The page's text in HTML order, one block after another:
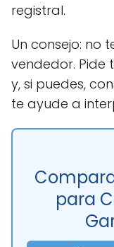
registral.
Un consejo: no
vendedor.
y, si puedes,
te ayude a
para